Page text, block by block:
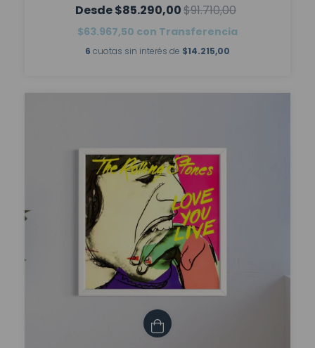
$85.290,00$91.710,00
$63.967,50 con Transferencia
6 cuotas sin interés de $14.215,00